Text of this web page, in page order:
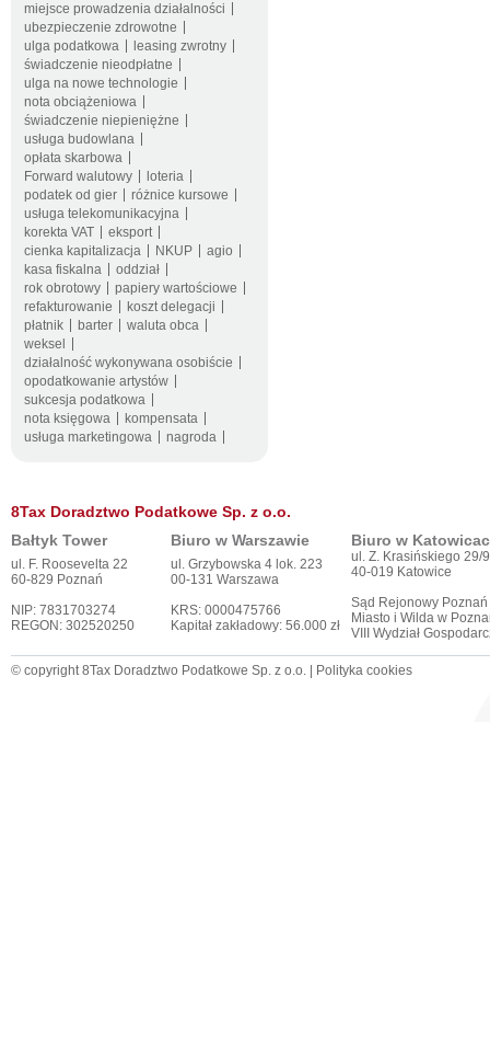
miejsce prowadzenia działalności
ubezpieczenie zdrowotne
ulga podatkowa
leasing zwrotny
świadczenie nieodpłatne
ulga na nowe technologie
nota obciążeniowa
świadczenie niepieniężne
usługa budowlana
opłata skarbowa
Forward walutowy
loteria
podatek od gier
różnice kursowe
usługa telekomunikacyjna
korekta VAT
eksport
cienka kapitalizacja
NKUP
agio
kasa fiskalna
oddział
rok obrotowy
papiery wartościowe
refakturowanie
koszt delegacji
płatnik
barter
waluta obca
weksel
działalność wykonywana osobiście
opodatkowanie artystów
sukcesja podatkowa
nota księgowa
kompensata
usługa marketingowa
nagroda
8Tax Doradztwo Podatkowe Sp. z o.o.
Bałtyk Tower
Biuro w Warszawie Biuro w
ul. F. Roosevelta 22
60-829 Poznań
NIP: 7831703274
REGON: 302520250
ul. Grzybowska 4 lok. 223
00-131 Warszawa
KRS: 0000475766
Kapitał zakładowy: 56.000 zł
ul. Z. Krasińskiego 29/9
40-019 Katowice
Sąd Rejonowy
Miasto i Wilda w
VIII Wydział
© copyright 8Tax Doradztwo Podatkowe Sp. z o.o. | Polityka cookies